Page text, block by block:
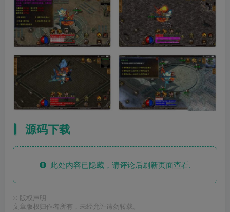
源码下载
此处内容已隐藏，请评论后刷新页面查看.
© 版权声明
文章版权归作者所有，未经允许请勿转载。